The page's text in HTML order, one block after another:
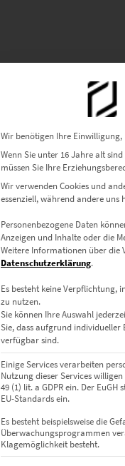
Wir benötigen Ihre Einwilligung,
Wenn Sie unter 16 Jahre alt
müssen Sie Ihre
Wir verwenden Cookies und
essenziell, während andere uns
Personenbezogene Daten
Anzeigen und Inhalte oder die
Weitere Informationen über die
Datenschutzerklärung.
Es besteht keine Verpflichtung,
zu nutzen.
Sie können Ihre Auswahl
Sie, dass aufgrund individueller
verfügbar sind.
Einige Services verarbeiten
Nutzung dieser Services
49 (1) lit. a GDPR ein. Der
EU-Standards ein.
Es besteht beispielsweise die
Überwachungsprogrammen
Klagemöglichkeit besteht.